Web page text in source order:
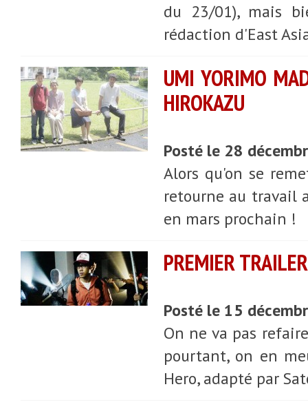
du 23/01), mais
rédaction d'East
UMI YORIMO
HIROKAZU
Posté le 28
Alors qu'on se
retourne au travail
en mars prochain !
PREMIER
Posté le 15
On ne va pas
pourtant, on en
Hero, adapté par